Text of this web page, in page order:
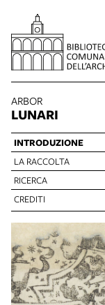
ARBOR
LUNARI
INTRODUZIONE
LA RACCOLTA
RICERCA
CREDITI